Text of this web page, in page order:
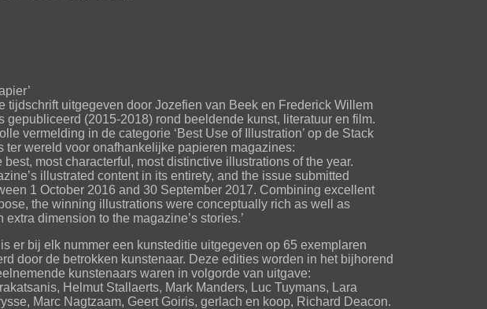
tijdschrift uitgegeven door Jozefien van Beek en Frederick Willem
gepubliceerd (2015-2018) rond beeldende kunst, literatuur en film.
vermelding in de categorie ‘Best Use of Illustration’ op de Stack
ter wereld voor onafhankelijke papieren magazines:
most characterful, most distinctive illustrations of the year.
illustrated content in its entirety, and the issue submitted
1 October 2016 and 30 September 2017. Combining excellent
the winning illustrations were conceptually rich as well as
dimension to the magazine’s stories.’
er bij elk nummer een kunsteditie uitgegeven op 65 exemplaren
door de betrokken kunstenaar. Deze edities worden in het bijhorend
kunstenaars waren in volgorde van uitgave:
Helmut Stallaerts, Mark Manders, Luc Tuymans, Lara
Marc Nagtzaam, Geert Goiris, gerlach en koop, Richard Deacon.